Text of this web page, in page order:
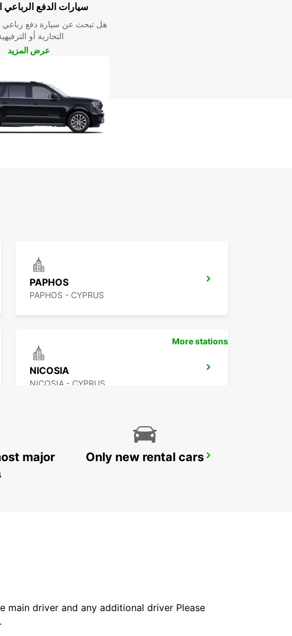
سيارات الدفع الرباعي
هل تبحث عن سيارة دفع رباعي
التجارية أو
عرض المزيد
PAPHOS
PAPHOS - CYPRUS
NICOSIA
NICOSIA - CYPRUS
PROTARAS
More stations
major
Only new rental cars
driver and any additional driver Please